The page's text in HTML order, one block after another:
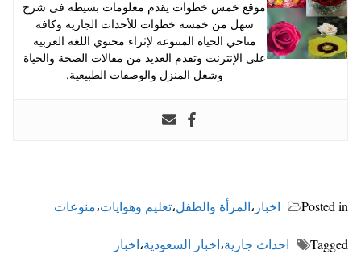
موقع خمس خطوات يقدم معلومات بسيطة فى شرح
سهل من خمسة خطوات للأحداث الجارية وكافة
مناحي الحياة المتنوعة لإثراء محتوي اللغة العربية
على الإنترنت وتقدم العديد من مقالات الصحة والحياة
وشغل المنزل والوصفات الطبيعية.
Posted in اخبار ،المرأة والطفل،تعليم وهوايات،منوعات
Tagged احداث جارية،اخبار السعودية،اخبار